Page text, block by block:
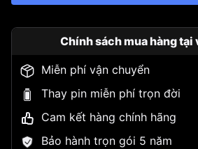
Chính sách mua hàng
Miễn phí vận chuyển
Thay pin miễn phí trọn đời
Cam kết hàng chính hãng
Bảo hành trọn gói 5 năm